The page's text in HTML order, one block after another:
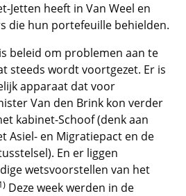
Jetten heeft in Van Weel en
die hun portefeuille behielden.
beleid om problemen aan te
steeds wordt voortgezet. Er is
apparaat dat voor
Van den Brink kon verder
kabinet-Schoof (denk aan
Asiel- en Migratiepact en de
En er liggen
wetsvoorstellen van het
Deze week werden in de